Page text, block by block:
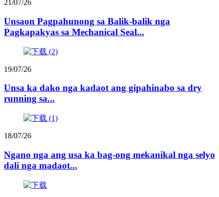
21/07/26
Unsaon Pagpahunong sa Balik-balik nga
Pagkapakyas sa Mechanical Seal...
19/07/26
Unsa ka dako nga kadaot ang gipahinabo sa dry
running sa...
18/07/26
Ngano nga ang usa ka bag-ong mekanikal nga selyo
dali nga madaot...